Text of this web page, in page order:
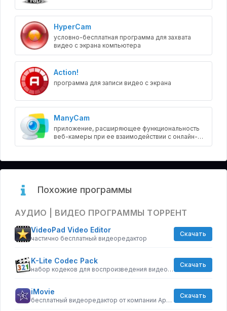
HyperCam
условно-бесплатная программа для захвата
видео с экрана компьютера
Action!
программа для записи видео с экрана
ManyCam
приложение, расширяющее функциональность
веб-камеры при ее взаимодействии с онлайн-
мессенджерами
Похожие программы
АУДИО | ВИДЕО ПРОГРАММЫ ТОРРЕНТ
VideoPad Video Editor
частично бесплатный видеоредактор
Скачать
K-Lite Codec Pack
набор кодеков для воспроизведения видео и аудиофайлов
Скачать
iMovie
бесплатный видеоредактор от компании Apple
Скачать